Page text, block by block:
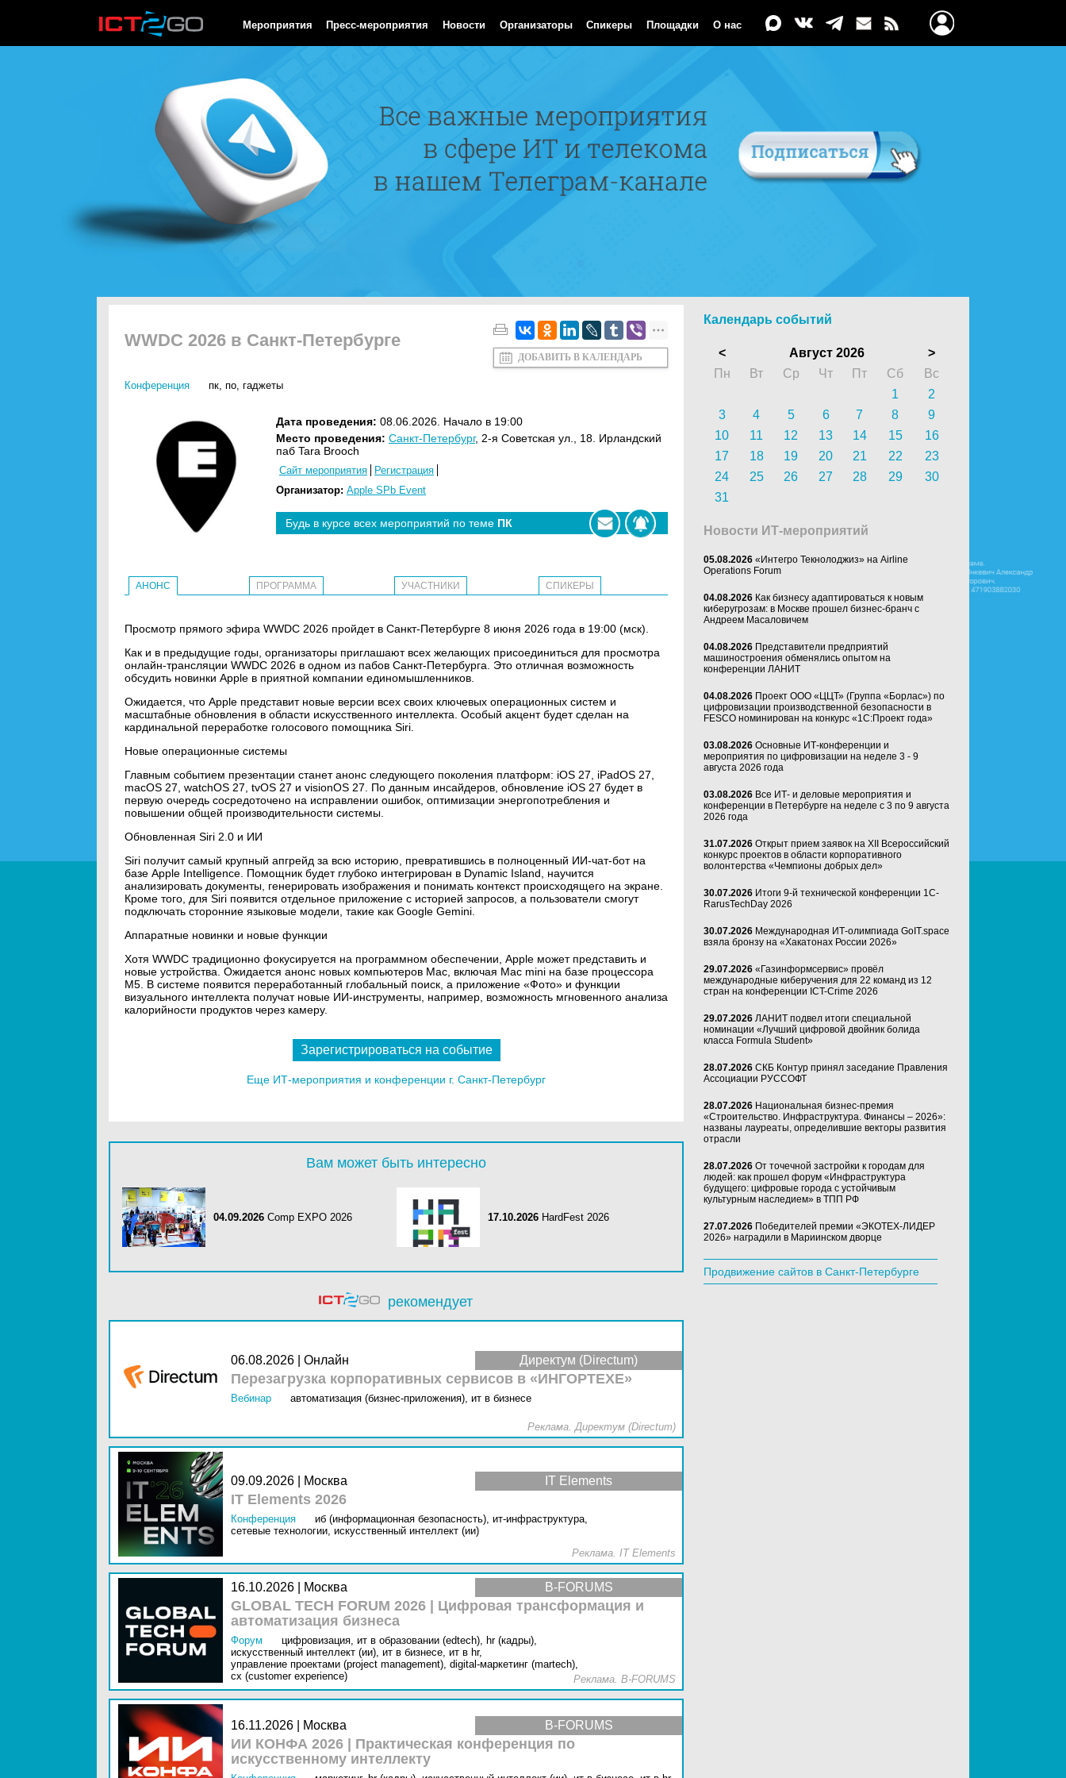
Мероприятия Пресс-мероприятия Новости Организаторы Спикеры Площадки О нас
WWDC 2026 в Санкт-Петербурге
ДОБАВИТЬ В КАЛЕНДАРЬ
Конференция пк, по, гаджеты
Дата проведения: 08.06.2026. Начало в 19:00
Место проведения: Санкт-Петербург, 2-я Советская ул., 18. Ирландский
паб Tara Brooch
Сайт мероприятия
Регистрация
Организатор: Apple SPb Event
Будь в курсе всех мероприятий по теме ПК
АНОНС ПРОГРАММА УЧАСТНИКИ СПИКЕРЫ
Просмотр прямого эфира WWDC 2026 пройдет в Санкт-Петербурге 8 июня 2026 года в 19:00 (мск).
Как и в предыдущие годы, организаторы приглашают всех желающих присоединиться для просмотра
онлайн-трансляции WWDC 2026 в одном из пабов Санкт-Петербурга. Это отличная возможность
обсудить новинки Apple в приятной компании единомышленников.
Ожидается, что Apple представит новые версии всех своих ключевых операционных систем и
масштабные обновления в области искусственного интеллекта. Особый акцент будет сделан на
кардинальной переработке голосового помощника Siri.
Новые операционные системы
Главным событием презентации станет анонс следующего поколения платформ: iOS 27, iPadOS 27,
macOS 27, watchOS 27, tvOS 27 и visionOS 27. По данным инсайдеров, обновление iOS 27 будет в
первую очередь сосредоточено на исправлении ошибок, оптимизации энергопотребления и
повышении общей производительности системы.
Обновленная Siri 2.0 и ИИ
Siri получит самый крупный апгрейд за всю историю, превратившись в полноценный ИИ-чат-бот на
базе Apple Intelligence. Помощник будет глубоко интегрирован в Dynamic Island, научится
анализировать документы, генерировать изображения и понимать контекст происходящего на экране.
Кроме того, для Siri появится отдельное приложение с историей запросов, а пользователи смогут
подключать сторонние языковые модели, такие как Google Gemini.
Аппаратные новинки и новые функции
Хотя WWDC традиционно фокусируется на программном обеспечении, Apple может представить и
новые устройства. Ожидается анонс новых компьютеров Mac, включая Mac mini на базе процессора
M5. В системе появится переработанный глобальный поиск, а приложение «Фото» и функции
визуального интеллекта получат новые ИИ-инструменты, например, возможность мгновенного анализа
калорийности продуктов через камеру.
Зарегистрироваться на событие
Еще ИТ-мероприятия и конференции г. Санкт-Петербург
Вам может быть интересно
04.09.2026 Comp EXPO 2026 17.10.2026 HardFest 2026
рекомендует
Директум (Directum)
06.08.2026 | Онлайн
Перезагрузка корпоративных сервисов в «ИНГОРТЕХЕ»
Вебинар автоматизация (бизнес-приложения), ит в бизнесе
Реклама. Директум (Directum)
IT Elements
09.09.2026 | Москва
IT Elements 2026
Конференция иб (информационная безопасность), ит-инфраструктура,
сетевые технологии, искусственный интеллект (ии)
Реклама. IT Elements
B-FORUMS
16.10.2026 | Москва
GLOBAL TECH FORUM 2026 | Цифровая трансформация и
автоматизация бизнеса
Форум цифровизация, ит в образовании (edtech), hr (кадры),
искусственный интеллект (ии), ит в бизнесе, ит в hr,
управление проектами (project management), digital-маркетинг (martech),
cx (customer experience)
Реклама. B-FORUMS
B-FORUMS
16.11.2026 | Москва
ИИ КОНФА 2026 | Практическая конференция по
искусственному интеллекту
Календарь событий
< Август 2026
>
Пн
Вт Ср Чт Пт Сб
Вс
1
2
3
4 5 6 7 8
9
10
11 12 13 14 15
16
17
18 19 20 21 22
23
24
25 26 27 28 29
30
31
Новости ИТ-мероприятий
05.08.2026 «Интегро Текнолоджиз» на Airline
Operations Forum
04.08.2026 Как бизнесу адаптироваться к новым
киберугрозам: в Москве прошел бизнес-бранч с
Андреем Масаловичем
04.08.2026 Представители предприятий
машиностроения обменялись опытом на
конференции ЛАНИТ
04.08.2026 Проект ООО «ЦЦТ» (Группа «Борлас») по
цифровизации производственной безопасности в
FESCO номинирован на конкурс «1С:Проект года»
03.08.2026 Основные ИТ-конференции и
мероприятия по цифровизации на неделе 3 - 9
августа 2026 года
03.08.2026 Все ИТ- и деловые мероприятия и
конференции в Петербурге на неделе с 3 по 9 августа
2026 года
31.07.2026 Открыт прием заявок на XII Всероссийский
конкурс проектов в области корпоративного
волонтерства «Чемпионы добрых дел»
30.07.2026 Итоги 9-й технической конференции 1C-
RarusTechDay 2026
30.07.2026 Международная ИТ-олимпиада GoIT.space
взяла бронзу на «Хакатонах России 2026»
29.07.2026 «Газинформсервис» провёл
международные киберучения для 22 команд из 12
стран на конференции ICT-Crime 2026
29.07.2026 ЛАНИТ подвел итоги специальной
номинации «Лучший цифровой двойник болида
класса Formula Student»
28.07.2026 СКБ Контур принял заседание Правления
Ассоциации РУССОФТ
28.07.2026 Национальная бизнес-премия
«Строительство. Инфраструктура. Финансы – 2026»:
названы лауреаты, определившие векторы развития
отрасли
28.07.2026 От точечной застройки к городам для
людей: как прошел форум «Инфраструктура
будущего: цифровые города с устойчивым
культурным наследием» в ТПП РФ
27.07.2026 Победителей премии «ЭКОТЕХ-ЛИДЕР
2026» наградили в Мариинском дворце
Продвижение сайтов в Санкт-Петербурге